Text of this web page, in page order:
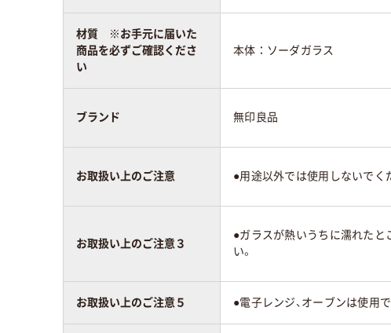
材質 ※お手元に届いた
商品を必ずご確認くださ
い
本体：ソーダガラス
ブランド 無印良品
お取扱い上のご注意 ●用途以外では使用しないでく
お取扱い上のご注意３
●ガラスが熱いうちに濡れたと
い。
お取扱い上のご注意５ ●電子レンジ、オーブンは使用で